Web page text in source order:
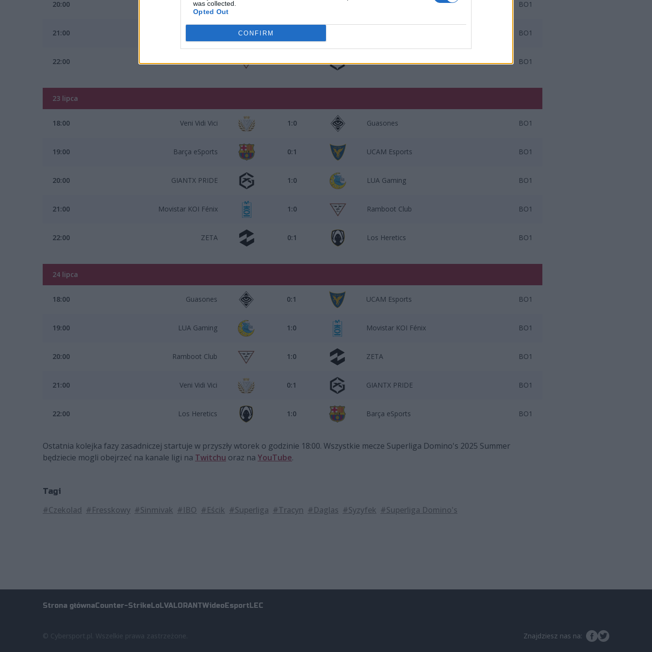
was collected.
Opted Out
CONFIRM
20:00 LUA Gaming BO1
21:00 BO1
22:00 Ramboot Club 1:0 GIANTX PRIDE BO1
23 lipca
18:00 Veni Vidi Vici 1:0 Guasones BO1
19:00 Barça eSports 0:1 UCAM Esports BO1
20:00 GIANTX PRIDE 1:0 LUA Gaming BO1
21:00 Movistar KOI Fénix 1:0 Ramboot Club BO1
22:00 ZETA 0:1 Los Heretics BO1
24 lipca
18:00 Guasones 0:1 UCAM Esports BO1
19:00 LUA Gaming 1:0 Movistar KOI Fénix BO1
20:00 Ramboot Club 1:0 ZETA BO1
21:00 Veni Vidi Vici 0:1 GIANTX PRIDE BO1
22:00 Los Heretics 1:0 Barça eSports BO1
Ostatnia kolejka fazy zasadniczej startuje w przyszły wtorek o godzinie 18:00. Wszystkie mecze Superliga Domino's 2025 Summer
będziecie mogli obejrzeć na kanale ligi na Twitchu oraz na YouTube.
Tagi
#Czekolad #Fresskowy #Sinmivak #IBO #Eścik #Superliga #Tracyn #Daglas #Syzyfek #Superliga Domino's
Strona głównaCounter-StrikeLoLVALORANTWideoEsportLEC
Znajdziesz nas na: